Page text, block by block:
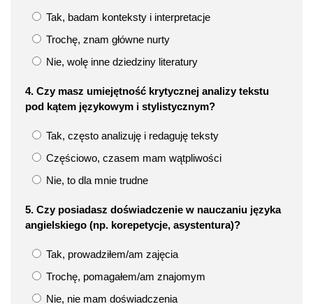
Tak, badam konteksty i interpretacje
Trochę, znam główne nurty
Nie, wolę inne dziedziny literatury
4. Czy masz umiejętność krytycznej analizy tekstu
pod kątem językowym i stylistycznym?
Tak, często analizuję i redaguję teksty
Częściowo, czasem mam wątpliwości
Nie, to dla mnie trudne
5. Czy posiadasz doświadczenie w nauczaniu języka
angielskiego (np. korepetycje, asystentura)?
Tak, prowadziłem/am zajęcia
Trochę, pomagałem/am znajomym
Nie, nie mam doświadczenia